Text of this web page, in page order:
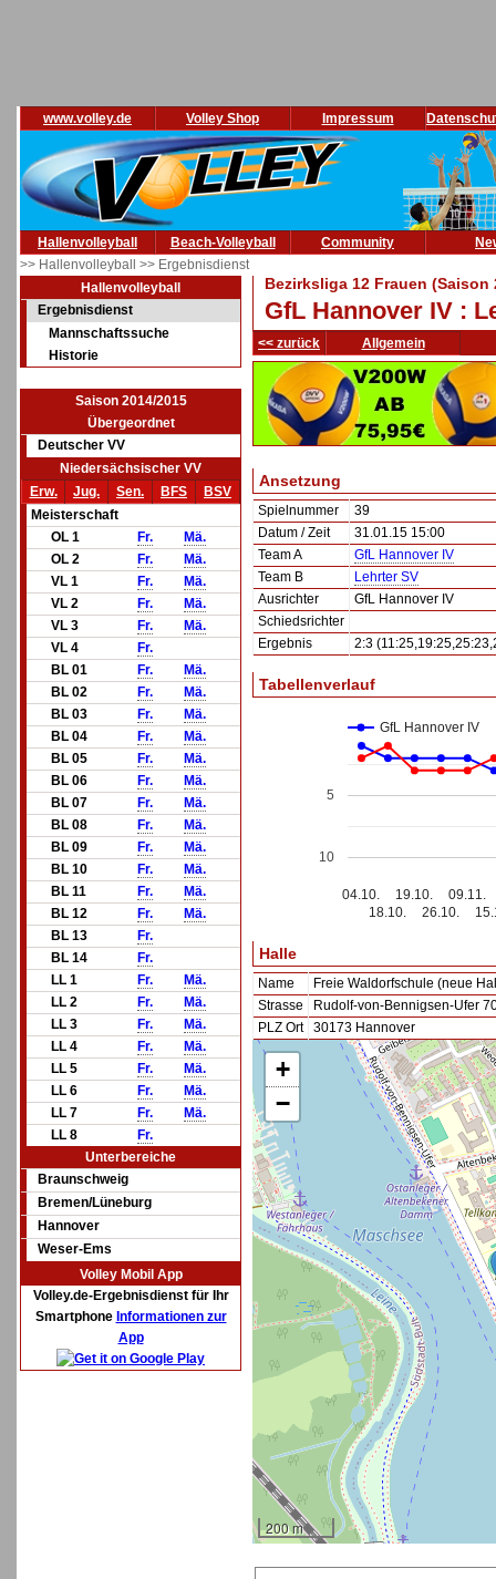
www.volley.de Volley Shop Impressum
Hallenvolleyball Beach-Volleyball Community
>> Hallenvolleyball >> Ergebnisdienst
Hallenvolleyball
Ergebnisdienst
Mannschaftssuche
Historie
Saison 2014/2015
Übergeordnet
Deutscher VV
Niedersächsischer VV
Erw.
Jug. Sen. BFS
BSV
Meisterschaft
OL 1
Fr.
Mä.
OL 2
Fr.
Mä.
VL 1
Fr.
Mä.
VL 2
Fr.
Mä.
VL 3
Fr.
Mä.
VL 4
Fr.
BL 01
Fr.
Mä.
BL 02
Fr.
Mä.
BL 03
Fr.
Mä.
BL 04
Fr.
Mä.
BL 05
Fr.
Mä.
BL 06
Fr.
Mä.
BL 07
Fr.
Mä.
BL 08
Fr.
Mä.
BL 09
Fr.
Mä.
BL 10
Fr.
Mä.
BL 11
Fr.
Mä.
BL 12
Fr.
Mä.
BL 13
Fr.
BL 14
Fr.
LL 1
Fr.
Mä.
LL 2
Fr.
Mä.
LL 3
Fr.
Mä.
LL 4
Fr.
Mä.
LL 5
Fr.
Mä.
LL 6
Fr.
Mä.
LL 7
Fr.
Mä.
LL 8
Fr.
Unterbereiche
Braunschweig
Bremen/Lüneburg
Hannover
Weser-Ems
Volley Mobil App
Volley.de-Ergebnisdienst für Ihr
Smartphone Informationen zur
App
Bezirksliga 12 Frauen (Saison
GfL Hannover IV :
<< zurück Allgemein
Ansetzung
Spielnummer
39
Datum / Zeit
31.01.15 15:00
Team A
GfL Hannover IV
Team B
Lehrter SV
Ausrichter
GfL Hannover IV
Schiedsrichter
Ergebnis
2:3
Tabellenverlauf
GfL Hannover IV
04.10.
18.10.
19.10.
26.10.
09.11.
5
10
Halle
Name
Freie Waldorfschule (neue
Strasse
Rudolf-von-Bennigsen-Ufer
PLZ Ort
30173 Hannover
+
−
200 m